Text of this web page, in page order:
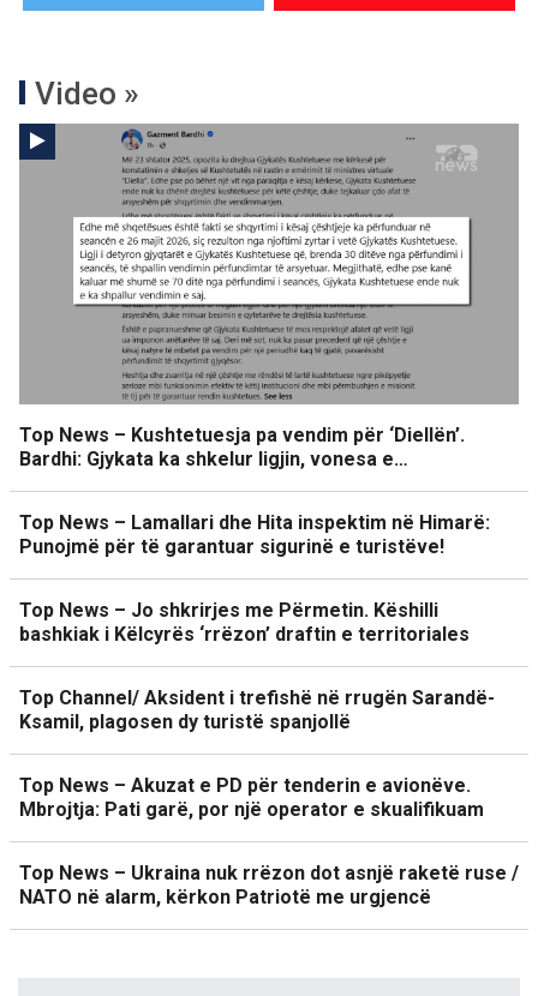
Video »
Top News – Kushtetuesja pa vendim për ‘Diellën’.
Bardhi: Gjykata ka shkelur ligjin, vonesa e…
Top News – Lamallari dhe Hita inspektim në Himarë:
Punojmë për të garantuar sigurinë e turistëve!
Top News – Jo shkrirjes me Përmetin. Këshilli
bashkiak i Këlcyrës ‘rrëzon’ draftin e territoriales
Top Channel/ Aksident i trefishë në rrugën Sarandë-
Ksamil, plagosen dy turistë spanjollë
Top News – Akuzat e PD për tenderin e avionëve.
Mbrojtja: Pati garë, por një operator e skualifikuam
Top News – Ukraina nuk rrëzon dot asnjë raketë ruse /
NATO në alarm, kërkon Patriotë me urgjencë